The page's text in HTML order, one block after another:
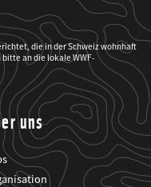
die in der Schweiz wohnhaft
bitte an die lokale WWF-
uns